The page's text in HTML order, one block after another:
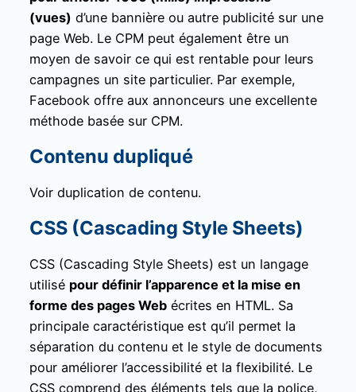
(vues) d’une bannière ou autre publicité sur une
page Web. Le CPM peut également être un
moyen de savoir ce qui est rentable pour leurs
campagnes un site particulier. Par exemple,
Facebook offre aux annonceurs une excellente
méthode basée sur CPM.
Contenu dupliqué
Voir duplication de contenu.
CSS (Cascading Style Sheets)
CSS (Cascading Style Sheets) est un langage
utilisé pour définir l’apparence et la mise en
forme des pages Webécrites en HTML. Sa
principale caractéristique est qu’il permet la
séparation du contenu et le style de documents
pour améliorer l’accessibilité et la flexibilité. Le
CSS comprend des éléments tels que la police,